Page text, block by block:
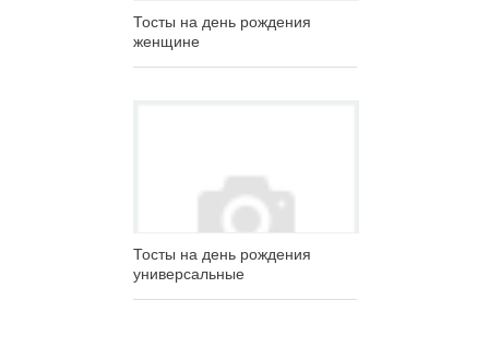
Тосты на день рождения
женщине
Тосты на день рождения
универсальные